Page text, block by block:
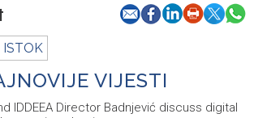
ISTOK
VIJESTI
IDDEEA Director Badnjević discuss digital